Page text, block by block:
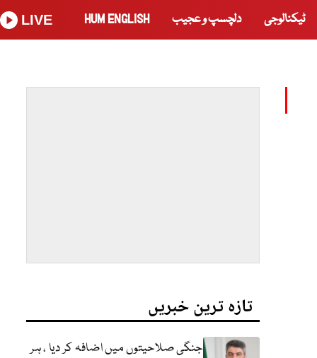
ٹیکنالوجی دلچسپ و عجیب HUM ENGLISH
LIVE
تازہ ترین خبریں
جنگی صلاحیتوں میں اضافہ کر دیا ، ہر